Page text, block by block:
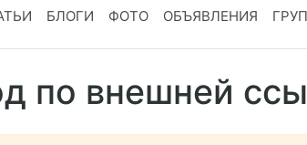
БЛОГИ ФОТО ОБЪЯВЛЕНИЯ
по внешней